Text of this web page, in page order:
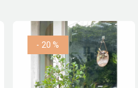
- 20 %